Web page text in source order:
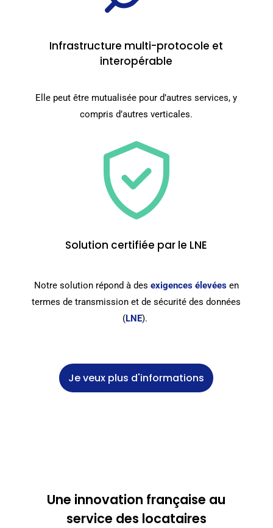
Infrastructure multi-protocole et
interopérable
Elle peut être mutualisée pour d’autres services, y
compris d’autres verticales.
Solution certifiée par le LNE
Notre solution répond à des exigences élevées en
termes de transmission et desécurité des données
(LNE).
Je veux plus d'informations
Une innovation française au
service des locataires